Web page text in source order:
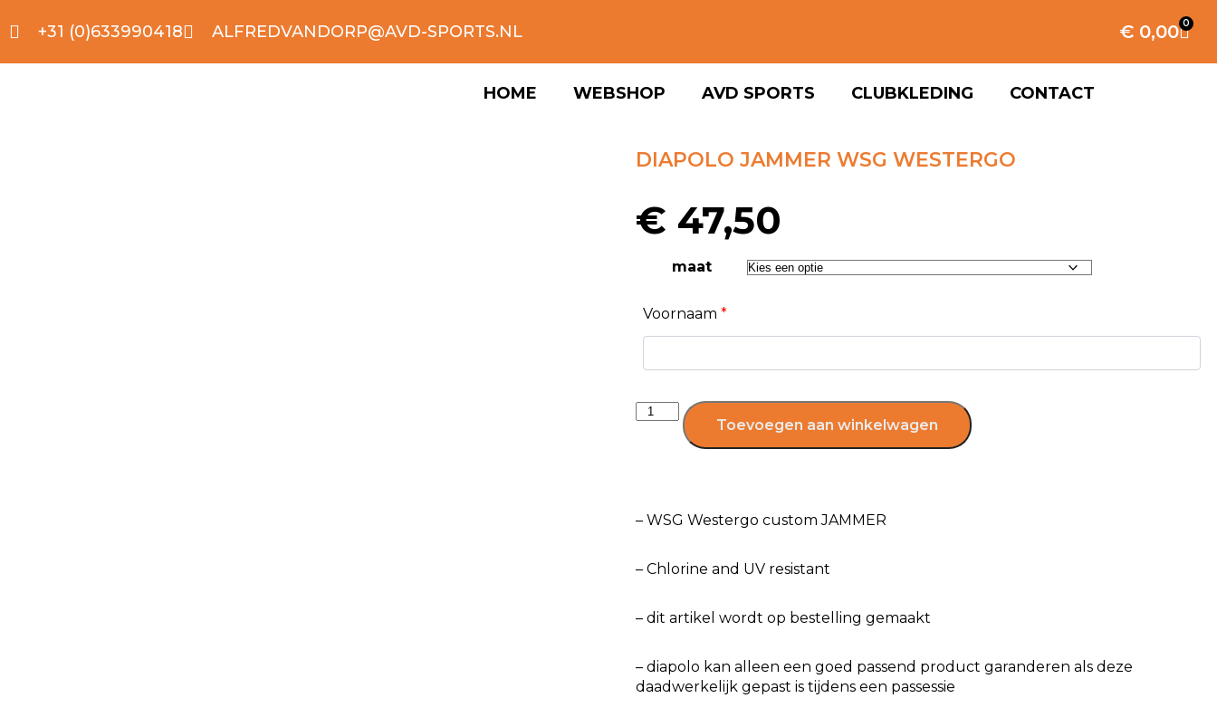
+31 (0)633990418 ALFREDVANDORP@AVD-SPORTS.NL €0,00 0
HOME WEBSHOP AVD SPORTS CLUBKLEDING CONTACT
DIAPOLO JAMMER WSG WESTERGO
€ 47,50
maat
Voornaam *
Toevoegen aan winkelwagen
– WSG Westergo custom JAMMER
– Chlorine and UV resistant
– dit artikel wordt op bestelling gemaakt
– diapolo kan alleen een goed passend product garanderen als deze
daadwerkelijk gepast is tijdens een passessie